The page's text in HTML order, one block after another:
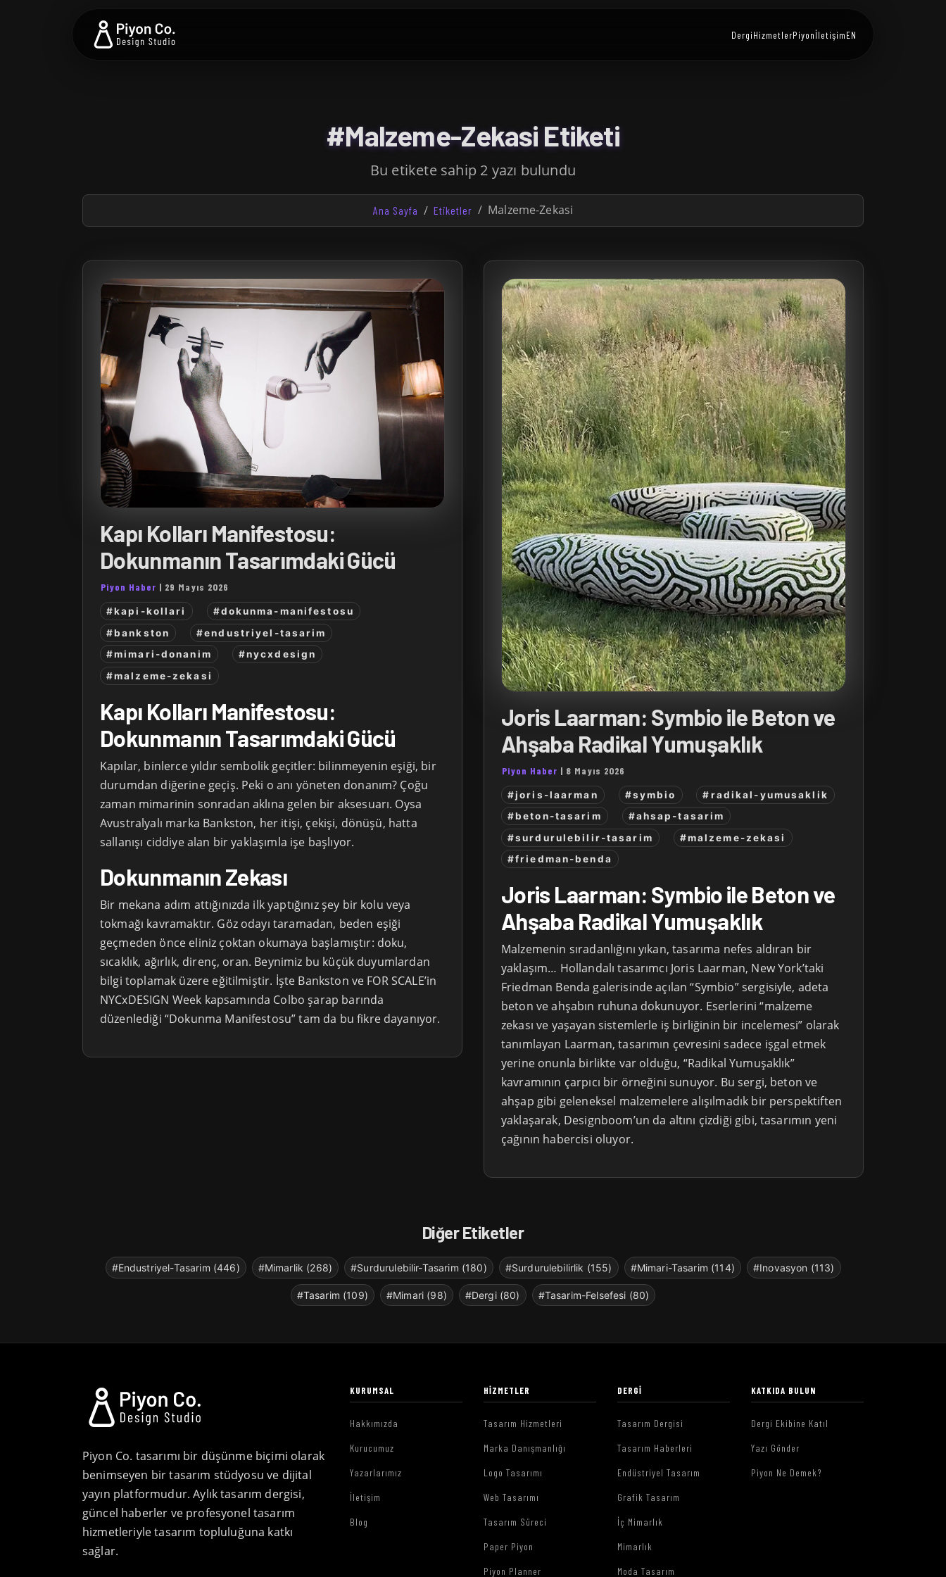
DergiHizmetlerPiyonİletişimEN
#Malzeme-Zekasi Etiketi
Bu etikete sahip 2 yazı bulundu
Ana Sayfa Etiketler Malzeme-Zekasi
Kapı Kolları Manifestosu:
Dokunmanın Tasarımdaki Gücü
Piyon Haber | 29 Mayıs 2026
#kapi-kollari
#dokunma-manifestosu
#bankston
#endustriyel-tasarim
#mimari-donanim
#nycxdesign
#malzeme-zekasi
Kapı Kolları Manifestosu:
Dokunmanın Tasarımdaki Gücü
Kapılar, binlerce yıldır sembolik geçitler: bilinmeyenin eşiği, bir
durumdan diğerine geçiş. Peki o anı yöneten donanım? Çoğu
zaman mimarinin sonradan aklına gelen bir aksesuarı. Oysa
Avustralyalı marka Bankston, her itişi, çekişi, dönüşü, hatta
sallanışı ciddiye alan bir yaklaşımla işe başlıyor.
Dokunmanın Zekası
Bir mekana adım attığınızda ilk yaptığınız şey bir kolu veya
tokmağı kavramaktır. Göz odayı taramadan, beden eşiği
geçmeden önce eliniz çoktan okumaya başlamıştır: doku,
sıcaklık, ağırlık, direnç, oran. Beynimiz bu küçük duyumlardan
bilgi toplamak üzere eğitilmiştir. İşte Bankston ve FOR SCALE’in
NYCxDESIGN Week kapsamında Colbo şarap barında
düzenlediği “Dokunma Manifestosu” tam da bu fikre dayanıyor.
Joris Laarman: Symbio ile Beton ve
Ahşaba Radikal Yumuşaklık
Piyon Haber | 8 Mayıs 2026
#joris-laarman #symbio
#radikal-yumusaklik
#beton-tasarim
#ahsap-tasarim
#surdurulebilir-tasarim
#malzeme-zekasi
#friedman-benda
Joris Laarman: Symbio ile Beton ve
Ahşaba Radikal Yumuşaklık
Malzemenin sıradanlığını yıkan, tasarıma nefes aldıran bir
yaklaşım… Hollandalı tasarımcı Joris Laarman, New York’taki
Friedman Benda galerisinde açılan “Symbio” sergisiyle, adeta
beton ve ahşabın ruhuna dokunuyor. Eserlerini “malzeme
zekası ve yaşayan sistemlerle iş birliğinin bir incelemesi” olarak
tanımlayan Laarman, tasarımın çevresini sadece işgal etmek
yerine onunla birlikte var olduğu, “Radikal Yumuşaklık”
kavramının çarpıcı bir örneğini sunuyor. Bu sergi, beton ve
ahşap gibi geleneksel malzemelere alışılmadık bir perspektiften
yaklaşarak, Designboom’un da altını çizdiği gibi, tasarımın yeni
çağının habercisi oluyor.
Diğer Etiketler
#Endustriyel-Tasarim (446) #Mimarlik (268) #Surdurulebilir-Tasarim (180) #Surdurulebilirlik (155) #Mimari-Tasarim (114) #Inovasyon (113)
#Tasarim (109) #Mimari (98) #Dergi (80) #Tasarim-Felsefesi (80)
Piyon Co. tasarımı bir düşünme biçimi olarak
benimseyen bir tasarım stüdyosu ve dijital
yayın platformudur. Aylık tasarım dergisi,
güncel haberler ve profesyonel tasarım
hizmetleriyle tasarım topluluğuna katkı
sağlar.
KURUMSAL
Hakkımızda
Kurucumuz
Yazarlarımız
İletişim
Blog
HIZMETLER
Tasarım Hizmetleri
Marka Danışmanlığı
Logo Tasarımı
Web Tasarımı
Tasarım Süreci
Paper Piyon
Piyon Planner
DERGI
Tasarım Dergisi
Tasarım Haberleri
Endüstriyel Tasarım
Grafik Tasarım
İç Mimarlık
Mimarlık
Moda Tasarım
KATKIDA BULUN
Dergi Ekibine Katıl
Yazı Gönder
Piyon Ne Demek?